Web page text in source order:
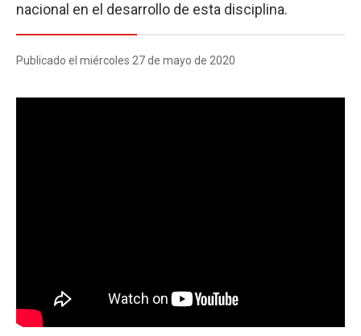
nacional en el desarrollo de esta disciplina.
Publicado el miércoles 27 de mayo de 2020